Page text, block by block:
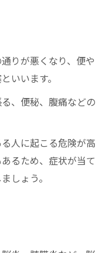
りが悪くなり、便や
いいます。
、便秘、腹痛などの
人に起こる危険が高
るため、症状が当て
しょう。